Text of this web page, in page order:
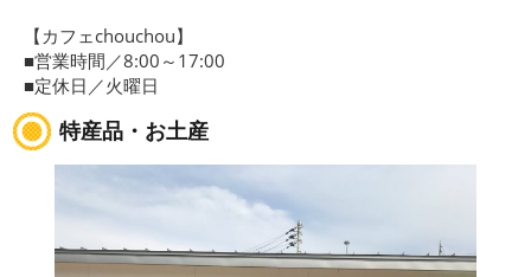
【カフェchouchou】
■営業時間／8:00～17:00
■定休日／火曜日
特産品・お土産